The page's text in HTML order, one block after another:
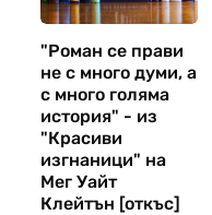
"Роман се прави
не с много думи, а
с много голяма
история" - из
"Красиви
изгнаници" на
Мег Уайт
Клейтън [откъс]